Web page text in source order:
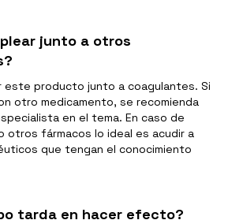
junto a otros
este producto junto a coagulantes. Si
otro medicamento, se recomienda
en el tema. En caso de
otros fármacos lo ideal es acudir a
que tengan el conocimiento
tarda en hacer efecto?